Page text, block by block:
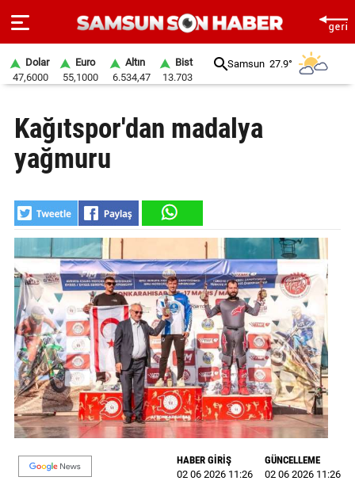
SAYFA
SAMSUN
SAMSUNSPOR
GÜNDEM
SİYASET
EKONOMİ
DÜNYA
MAGAZİN
GALERİ
VİDEO
Dolar
47,6000
Euro
55,1000
Altın
6.534,47
Bist
13.703
Samsun 27.9°
Kağıtspor'dan madalya
yağmuru
HABER GİRİŞ
02 06 2026 11:26
GÜNCELLEME
02 06 2026 11:26